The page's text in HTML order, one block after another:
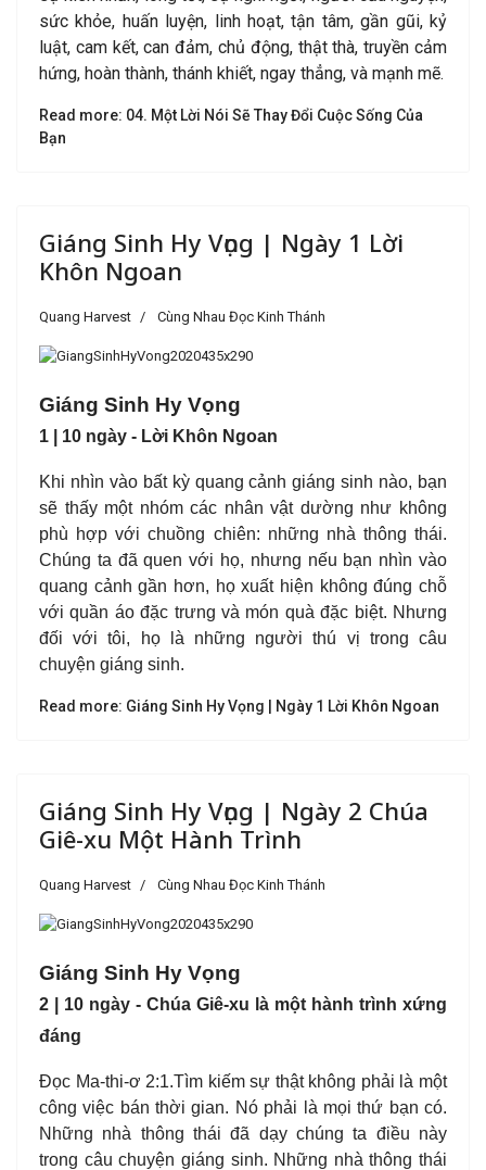
sức khỏe, huấn luyện, linh hoạt, tận tâm, gần gũi, kỷ
luật, cam kết, can đảm, chủ động, thật thà, truyền cảm
hứng, hoàn thành, thánh khiết, ngay thẳng, và mạnh mẽ.
Read more: 04. Một Lời Nói Sẽ Thay Đổi Cuộc Sống Của
Bạn
Giáng Sinh Hy Vọng | Ngày 1 Lời
Khôn Ngoan
Quang Harvest Cùng Nhau Đọc Kinh Thánh
Giáng Sinh Hy Vọng
1 | 10 ngày - Lời Khôn Ngoan
Khi nhìn vào bất kỳ quang cảnh giáng sinh nào, bạn
sẽ thấy một nhóm các nhân vật dường như không
phù hợp với chuồng chiên: những nhà thông thái.
Chúng ta đã quen với họ, nhưng nếu bạn nhìn vào
quang cảnh gần hơn, họ xuất hiện không đúng chỗ
với quần áo đặc trưng và món quà đặc biệt. Nhưng
đối với tôi, họ là những người thú vị trong câu
chuyện giáng sinh.
Read more: Giáng Sinh Hy Vọng | Ngày 1 Lời Khôn Ngoan
Giáng Sinh Hy Vọng | Ngày 2 Chúa
Giê-xu Một Hành Trình
Quang Harvest Cùng Nhau Đọc Kinh Thánh
Giáng Sinh Hy Vọng
2 | 10 ngày - Chúa Giê-xu là một hành trình xứng
đáng
Đọc Ma-thi-ơ 2:1.Tìm kiếm sự thật không phải là một
công việc bán thời gian. Nó phải là mọi thứ bạn có.
Những nhà thông thái đã dạy chúng ta điều này
trong câu chuyện giáng sinh. Những nhà thông thái